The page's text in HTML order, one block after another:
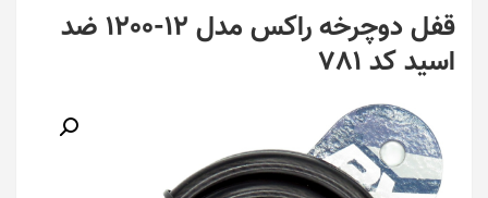
قفل دوچرخه راکس مدل 12-1200 ضد
اسید کد 781